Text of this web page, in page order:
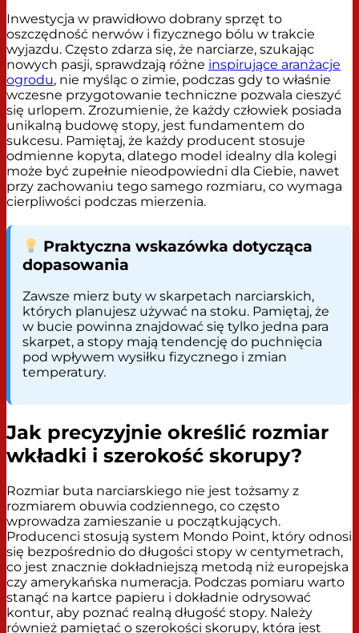
Inwestycja w prawidłowo dobrany sprzęt to
oszczędność nerwów i fizycznego bólu w trakcie
wyjazdu. Często zdarza się, że narciarze, szukając
nowych pasji, sprawdzają różne inspirujące aranżacje
ogrodu, nie myśląc o zimie, podczas gdy to właśnie
wczesne przygotowanie techniczne pozwala cieszyć
się urlopem. Zrozumienie, że każdy człowiek posiada
unikalną budowę stopy, jest fundamentem do
sukcesu. Pamiętaj, że każdy producent stosuje
odmienne kopyta, dlatego model idealny dla kolegi
może być zupełnie nieodpowiedni dla Ciebie, nawet
przy zachowaniu tego samego rozmiaru, co wymaga
cierpliwości podczas mierzenia.
Praktyczna wskazówka dotycząca
dopasowania
Zawsze mierz buty w skarpetach narciarskich,
których planujesz używać na stoku. Pamiętaj, że
w bucie powinna znajdować się tylko jedna para
skarpet, a stopy mają tendencję do puchnięcia
pod wpływem wysiłku fizycznego i zmian
temperatury.
Jak precyzyjnie określić rozmiar
wkładki i szerokość skorupy?
Rozmiar buta narciarskiego nie jest tożsamy z
rozmiarem obuwia codziennego, co często
wprowadza zamieszanie u początkujących.
Producenci stosują system Mondo Point, który odnosi
się bezpośrednio do długości stopy w centymetrach,
co jest znacznie dokładniejszą metodą niż europejska
czy amerykańska numeracja. Podczas pomiaru warto
stanąć na kartce papieru i dokładnie odrysować
kontur, aby poznać realną długość stopy. Należy
również pamiętać o szerokości skorupy, która jest